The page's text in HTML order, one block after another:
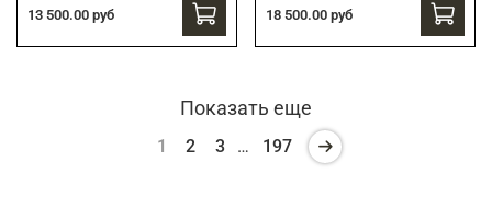
13 500.00 руб 18 500.00 руб
Показать еще
1 2 3 … 197